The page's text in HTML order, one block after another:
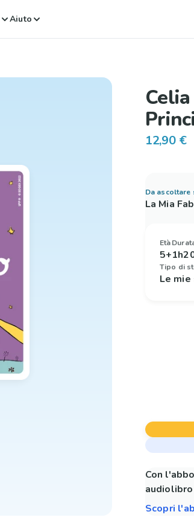
Aiuto
12,90 €
Da ascoltare
La Mia
Età
5+
Tipo di
Le
Con
Scopri